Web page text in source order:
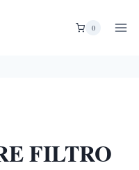
0
FILTRO